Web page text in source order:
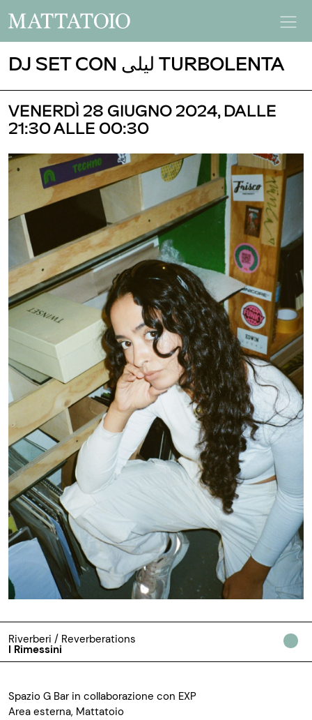
DJ SET CON ليلى TURBOLENTA
VENERDÌ 28 GIUGNO 2024, DALLE
21:30 ALLE 00:30
Riverberi / Reverberations
I Rimessini
Spazio G Bar in collaborazione con EXP
Area esterna, Mattatoio